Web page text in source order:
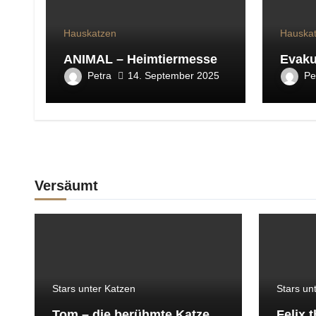
Hauskatzen
ANIMAL – Heimtiermesse
Petra 14. September 2025
Versäumt
Stars unter Katzen Stars